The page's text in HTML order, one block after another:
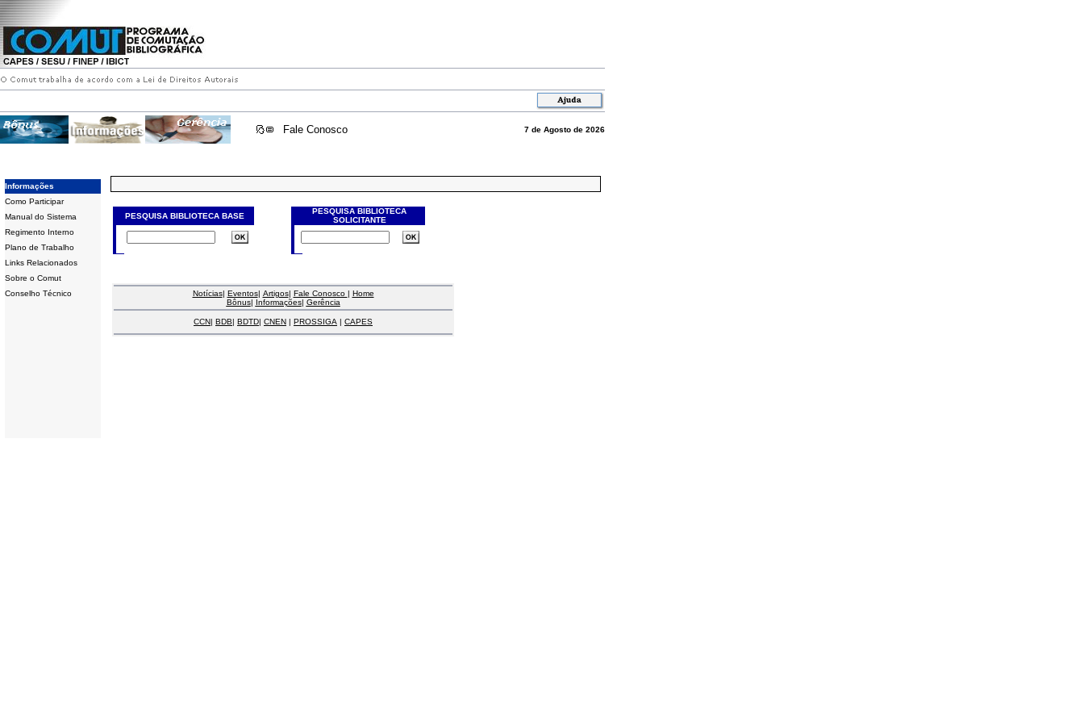
Fale Conosco 7 de Agosto de 2026
Informações
Como Participar
Manual do Sistema
Regimento Interno
Plano de Trabalho
Links Relacionados
Sobre o Comut
Conselho Técnico
PESQUISA BIBLIOTECA BASE
PESQUISA BIBLIOTECA
SOLICITANTE
Notícias| Eventos| Artigos| Fale Conosco | Home
Bônus| Informações| Gerência
CCN| BDB| BDTD| CNEN | PROSSIGA | CAPES